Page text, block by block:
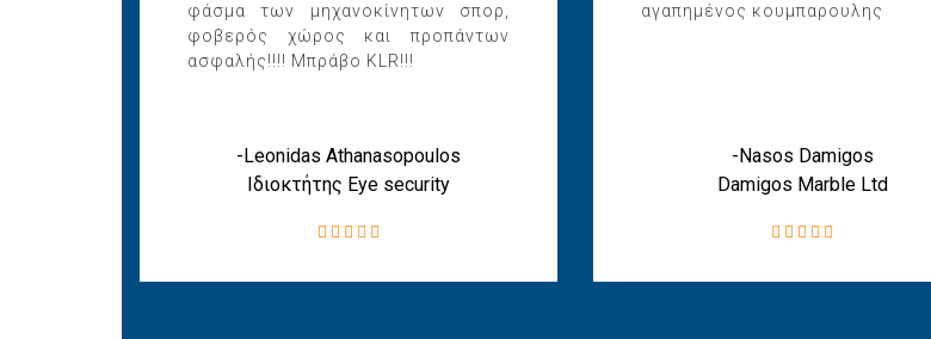
φάσμα των μηχανοκίνητων σπορ,
φοβερός χώρος και προπάντων
ασφαλής!!!! Μπράβο KLR!!!
-Leonidas Athanasopoulos
Ιδιοκτήτης Eye security
αγαπημένος κουμπαρουλης
-Nasos Damigos
Damigos Marble Ltd